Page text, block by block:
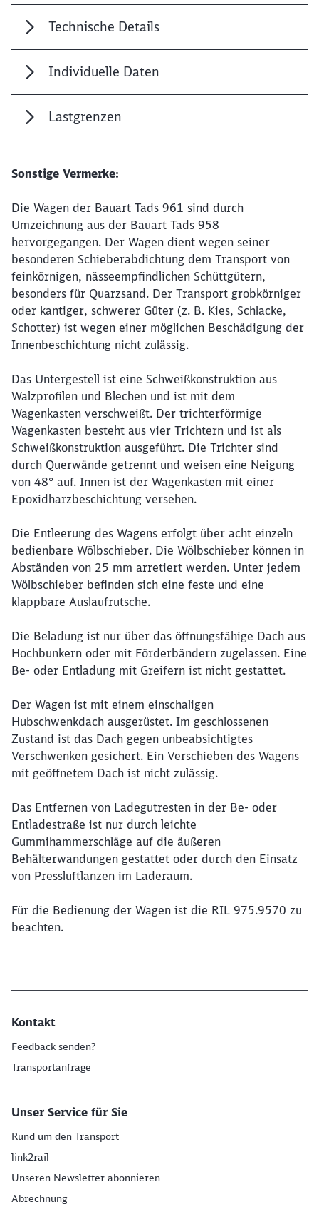
Technische Details
Individuelle Daten
Lastgrenzen
Sonstige Vermerke:
Die Wagen der Bauart Tads 961 sind durch
Umzeichnung aus der Bauart Tads 958
hervorgegangen. Der Wagen dient wegen seiner
besonderen Schieberabdichtung dem Transport von
feinkörnigen, nässeempfindlichen Schüttgütern,
besonders für Quarzsand. Der Transport grobkörniger
oder kantiger, schwerer Güter (z. B. Kies, Schlacke,
Schotter) ist wegen einer möglichen Beschädigung der
Innenbeschichtung nicht zulässig.
Das Untergestell ist eine Schweißkonstruktion aus
Walzprofilen und Blechen und ist mit dem
Wagenkasten verschweißt. Der trichterförmige
Wagenkasten besteht aus vier Trichtern und ist als
Schweißkonstruktion ausgeführt. Die Trichter sind
durch Querwände getrennt und weisen eine Neigung
von 48° auf. Innen ist der Wagenkasten mit einer
Epoxidharzbeschichtung versehen.
Die Entleerung des Wagens erfolgt über acht einzeln
bedienbare Wölbschieber. Die Wölbschieber können in
Abständen von 25 mm arretiert werden. Unter jedem
Wölbschieber befinden sich eine feste und eine
klappbare Auslaufrutsche.
Die Beladung ist nur über das öffnungsfähige Dach aus
Hochbunkern oder mit Förderbändern zugelassen. Eine
Be- oder Entladung mit Greifern ist nicht gestattet.
Der Wagen ist mit einem einschaligen
Hubschwenkdach ausgerüstet. Im geschlossenen
Zustand ist das Dach gegen unbeabsichtigtes
Verschwenken gesichert. Ein Verschieben des Wagens
mit geöffnetem Dach ist nicht zulässig.
Das Entfernen von Ladegutresten in der Be- oder
Entladestraße ist nur durch leichte
Gummihammerschläge auf die äußeren
Behälterwandungen gestattet oder durch den Einsatz
von Pressluftlanzen im Laderaum.
Für die Bedienung der Wagen ist die RIL 975.9570 zu
beachten.
Kontakt
Feedback senden?
Transportanfrage
Unser Service für Sie
Rund um den Transport
link2rail
Unseren Newsletter abonnieren
Abrechnung
Schließen
Möchten Sie zuweitergeleitet
werden?
Abbrechen Weiter